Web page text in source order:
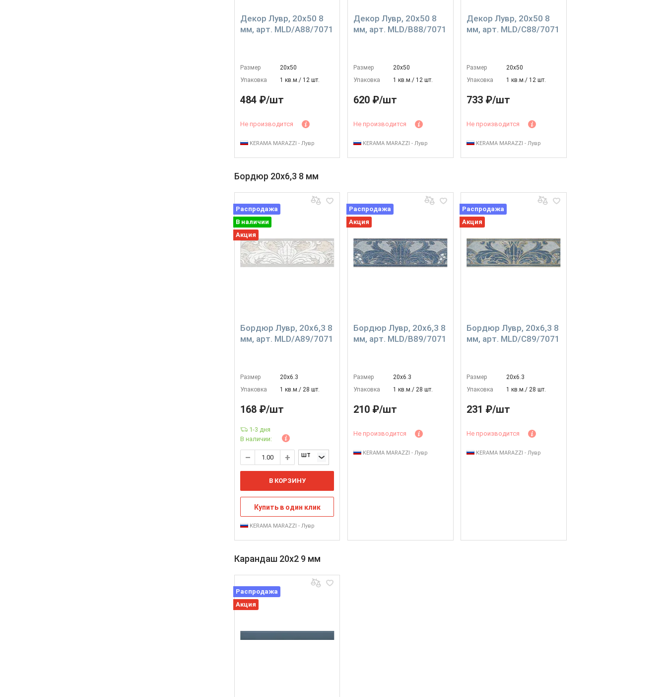
Декор Лувр, 20x50 8
мм, арт. MLD/A88/7071
Размер
20х50
Упаковка
1 кв.м./ 12 шт.
484 ₽/шт
Не производится
KERAMA MARAZZI - Лувр
Декор Лувр, 20x50 8
мм, арт. MLD/B88/7071
Размер
20х50
Упаковка
1 кв.м./ 12 шт.
620 ₽/шт
Не производится
KERAMA MARAZZI - Лувр
Декор Лувр, 20x50 8
мм, арт. MLD/C88/7071
Размер
20х50
Упаковка
1 кв.м./ 12 шт.
733 ₽/шт
Не производится
KERAMA MARAZZI - Лувр
Бордюр 20x6,3 8 мм
Бордюр Лувр, 20x6,3 8
мм, арт. MLD/A89/7071
Размер
20х6.3
Упаковка
1 кв.м./ 28 шт.
Распродажа
В наличии
Акция
168 ₽/шт
1-3 дня
В наличии:
шт
В КОРЗИНУ
Купить в один клик
KERAMA MARAZZI - Лувр
Бордюр Лувр, 20x6,3 8
мм, арт. MLD/B89/7071
Размер
20х6.3
Упаковка
1 кв.м./ 28 шт.
Распродажа
Акция
210 ₽/шт
Не производится
KERAMA MARAZZI - Лувр
Бордюр Лувр, 20x6,3 8
мм, арт. MLD/C89/7071
Размер
20х6.3
Упаковка
1 кв.м./ 28 шт.
Распродажа
Акция
231 ₽/шт
Не производится
KERAMA MARAZZI - Лувр
Карандаш 20x2 9 мм
Распродажа
Акция